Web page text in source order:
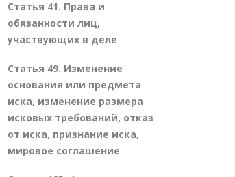
Статья 41. Права и
обязанности лиц,
участвующих в деле
Статья 49. Изменение
основания или предмета
иска, изменение размера
исковых требований, отказ
от иска, признание иска,
мировое соглашение